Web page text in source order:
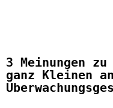
3 Meinungen
ganz Kleinen